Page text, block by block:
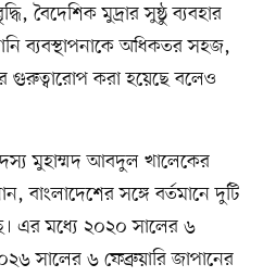
বৈদেশিক মুদ্রার সুষ্ঠু ব্যবহার
ব্যবস্থাপনাকে অধিকতর সহজ,
করা হয়েছে বলেও
মুহাম্মদ আবদুল খালেকের
বাংলাদেশের সঙ্গে বর্তমানে দুটি
এর মধ্যে ২০২০ সালের ৬
সালের ৬ ফেব্রুয়ারি জাপানের